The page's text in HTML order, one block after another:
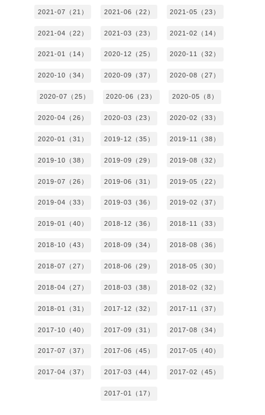
2021-07（21） 2021-06（22） 2021-05（23）
2021-04（22） 2021-03（23） 2021-02（14）
2021-01（14） 2020-12（25） 2020-11（32）
2020-10（34） 2020-09（37） 2020-08（27）
2020-07（25） 2020-06（23） 2020-05（8）
2020-04（26） 2020-03（23） 2020-02（33）
2020-01（31） 2019-12（35） 2019-11（38）
2019-10（38） 2019-09（29） 2019-08（32）
2019-07（26） 2019-06（31） 2019-05（22）
2019-04（33） 2019-03（36） 2019-02（37）
2019-01（40） 2018-12（36） 2018-11（33）
2018-10（43） 2018-09（34） 2018-08（36）
2018-07（27） 2018-06（29） 2018-05（30）
2018-04（27） 2018-03（38） 2018-02（32）
2018-01（31） 2017-12（32） 2017-11（37）
2017-10（40） 2017-09（31） 2017-08（34）
2017-07（37） 2017-06（45） 2017-05（40）
2017-04（37） 2017-03（44） 2017-02（45）
2017-01（17）